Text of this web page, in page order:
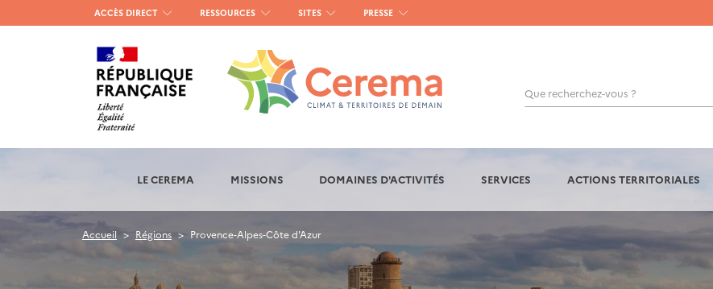
Menu
haut
gauche
ACCÈS DIRECT RESSOURCES SITES PRESSE
Que recherchez-vous ?
OK
LE CEREMA MISSIONS DOMAINES D'ACTIVITÉS SERVICES ACTIONS TERRITORIALES
Accueil Régions Provence-Alpes-Côte d'Azur